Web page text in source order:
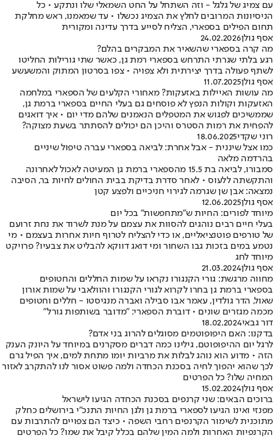
עם צמיג של גלגל - וזה השתחל על החט השמאלי שלו ונתקע • כל
הניסיונות המרובים לחלץ את הצמיג נכשלו • עד שמאמנו, ראש מחלקת
תחום הפילים בספארי, הצליח לסייע בדרך עדינה ומקורית
אסף גולן24.02.2026
מה קרה בספארי שהשאיר את המבקרים בהלם?
רגע בלתי שגרתי התרחש בספארי רמת גן, כאשר שתי גורילות החליטו
לשתף פעולה בדרך יצירתית ולא צפויה • צפו בסרטון המתוק והמשעשע
אסף גולן11.07.2025
מה עושות האיילות באזעקות? מאחורי הקלעים של הספארי במלחמה
האזעקות וקולות הנפץ לא פוסחים גם בעלי החיים בספארי ברמת גן,
שממשיכים לפגוש את המטפלים הנאמנים שלהם מדי יום • איך דואגים
להפחית את רמות הסטרס והיכן הם יכולים להסתתר בשעת מצוקה?
רוני שקדי18.06.2025
כמו אצל שיננית - אבל אחרת: לביאה בספארי עברה טיפול שיניים
בהרדמה מלאה
סמבורו, לביאה בת 15.5 מהספארי ברמת גן המעיטה לאכול לאחרונה
והתקשתה ללעוס • לאחר סדרת בדיקת בבית החולים לחיות בר, הסיבה
נמצאה: אבן שן שגרמה לגירוי חניכיים ולפצע קטן
אסף גולן12.06.2025
מיוחד לפורים: החיות ש"מתחפשות" בכל יום
בעלי חיים רבים נוהגים להסוות את עצמם על מנת לשרוד את נחת זרועם
של טורפים פוטנציאליים, או כדי להצליח לטרוף חיות אחרות בעצמם • מי
נטמע במים בזכות גבו השחור ומי דואג דווקא להבליט את צבעיו? פרויקט
מיוחד לחג
אסף גולן21.03.2024
מחווה מרגשת: גורי הקנגורו נקראו על שמות החללים והחטופים
בספארי ברמת גן בחרו לקרוא לגורי הקנגורו והוולאבי על שמות אורון
שאול, הדר גולדין, עאמר אבו סבילה ואברה מנגיסטו - חללים וחטופים
מכמה מגזרים שונים • דוברת הספארי: "מדובר בשותפות גורל"
דור גבאי18.02.2024
בדקנו: האם היפופוטמים מסוגלים להרוג בני אדם?
לרגל יום ההיפופוטם, גילינו כמה דברים מסקרנים במיוחד על היונק הענק
הזה • מדוע הוא נוהג לבלות את מרביות יומו מתחת למים, איך הפיל גרם
לכך שהוא יהפוך לחיה בסכנת הכחדה ולמה פשוט אסור לנו להתקרב לאזור
המחיה שלו? כל הפרטים
אסף גולן15.02.2024
ברוכים הבאים: שני קרנפים בסכנת הכחדה הגיעו לישראל
מפנזי ואינו הגיעו לספארי ברמת גן ולגן החיות התנכ"י בירושלים כחלק
מתוכנית לשימור הקרנפים רחבי השפה • כיצד הם צפויים להתרבות עם
הקרנפיות האחרות ולמה המין שלהם בכלל קיבל את שמו? כל הפרטים